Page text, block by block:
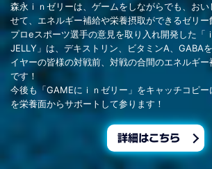
森永ｉｎゼリーは、ゲームをしながらでも、お
せて、エネルギー補給や栄養摂取ができるゼリー
プロeスポーツ選手の意見を取り入れ開発した「
JELLY」は、デキストリン、ビタミンA、GABA
イヤーの皆様の対戦前、対戦の合間のエネルギ
です！
今後も「GAMEにｉｎゼリー」をキャッチコピ
を栄養面からサポートして参ります！
詳細はこちら